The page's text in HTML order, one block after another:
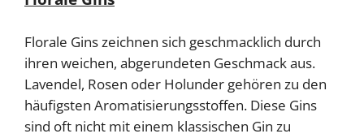
Florale Gins zeichnen sich geschmacklich durch
ihren weichen, abgerundeten Geschmack aus.
Lavendel, Rosen oder Holunder gehören zu den
häufigsten Aromatisierungsstoffen. Diese Gins
sind oft nicht mit einem klassischen Gin zu